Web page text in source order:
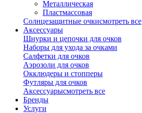
Металлическая
Пластмассовая
Солнцезащитные очкисмотреть все
Аксессуары
Шнурки и цепочки для очков
Наборы для ухода за очками
Салфетки для очков
Аэрозоли для очков
Окклюдеры и стопперы
Футляры для очков
Аксессуарысмотреть все
Бренды
Услуги